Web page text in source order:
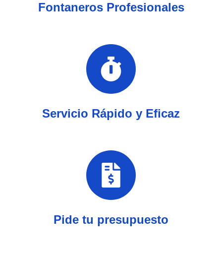
Fontaneros Profesionales
Servicio Rápido y Eficaz
Pide tu presupuesto